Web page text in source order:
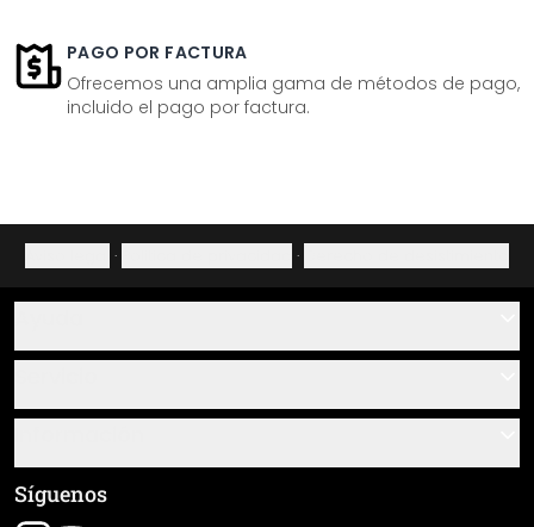
PAGO POR FACTURA
Ofrecemos una amplia gama de métodos de pago,
incluido el pago por factura.
· ·
Sobre nosotros
Resumen de materiales
Seguimiento de envío
Términos y condiciones generales (CGC)
Síguenos